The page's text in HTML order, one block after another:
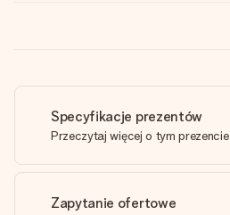
Specyfikacje prezentów
Przeczytaj więcej o tym prezencie
Zapytanie ofertowe